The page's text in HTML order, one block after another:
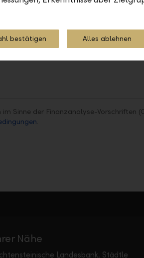
Teilen Drucken
Sinne der Finanzanalyse-Vorschriften
.
Nähe
bestätigen Alles ablehnen